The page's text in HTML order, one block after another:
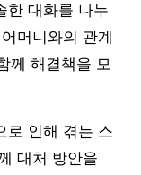
한 대화를 나누
머니와의 관계
께 해결책을 모
로 인해 겪는 스
대처 방안을